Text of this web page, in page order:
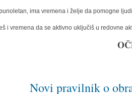
ima vremena i želje da pomogne
i vremena da se aktivno uključiš u redovne
Novi pravilnik o